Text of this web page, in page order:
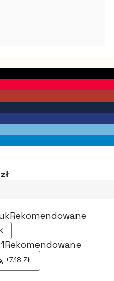
Rekomendowane
1Rekomendowane
+7.18 ZŁ